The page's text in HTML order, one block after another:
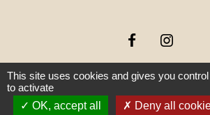
This site uses cookies and gives you
to activate
OK, accept all
Deny all